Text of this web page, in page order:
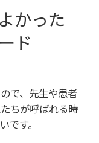
かった
ド
で、先生や患者
ちが呼ばれる時
です。